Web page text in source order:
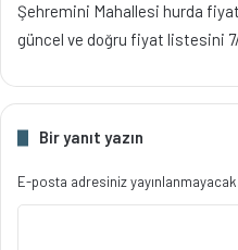
Şehremini Mahallesi hurda
güncel ve doğru fiyat listesini 7/
Bir yanıt yazın
E-posta adresiniz yayınlanmayacak.